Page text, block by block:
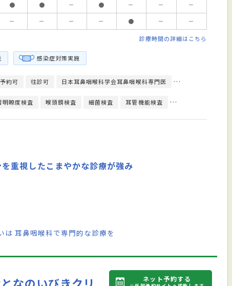
● ● － ● － －
－
－ － － － ● － －
診療時間の詳細はこちら
感染症対策実施
予約可 往診可 日本耳鼻咽喉科学会耳鼻咽喉科専門医 英語対応可
明瞭度検査 喉頭鏡検査 細菌検査 耳管機能検査 耳鏡検査
重視したこまやかな診療が強み
は 耳鼻咽喉科で専門的な診療を
ネット予約する